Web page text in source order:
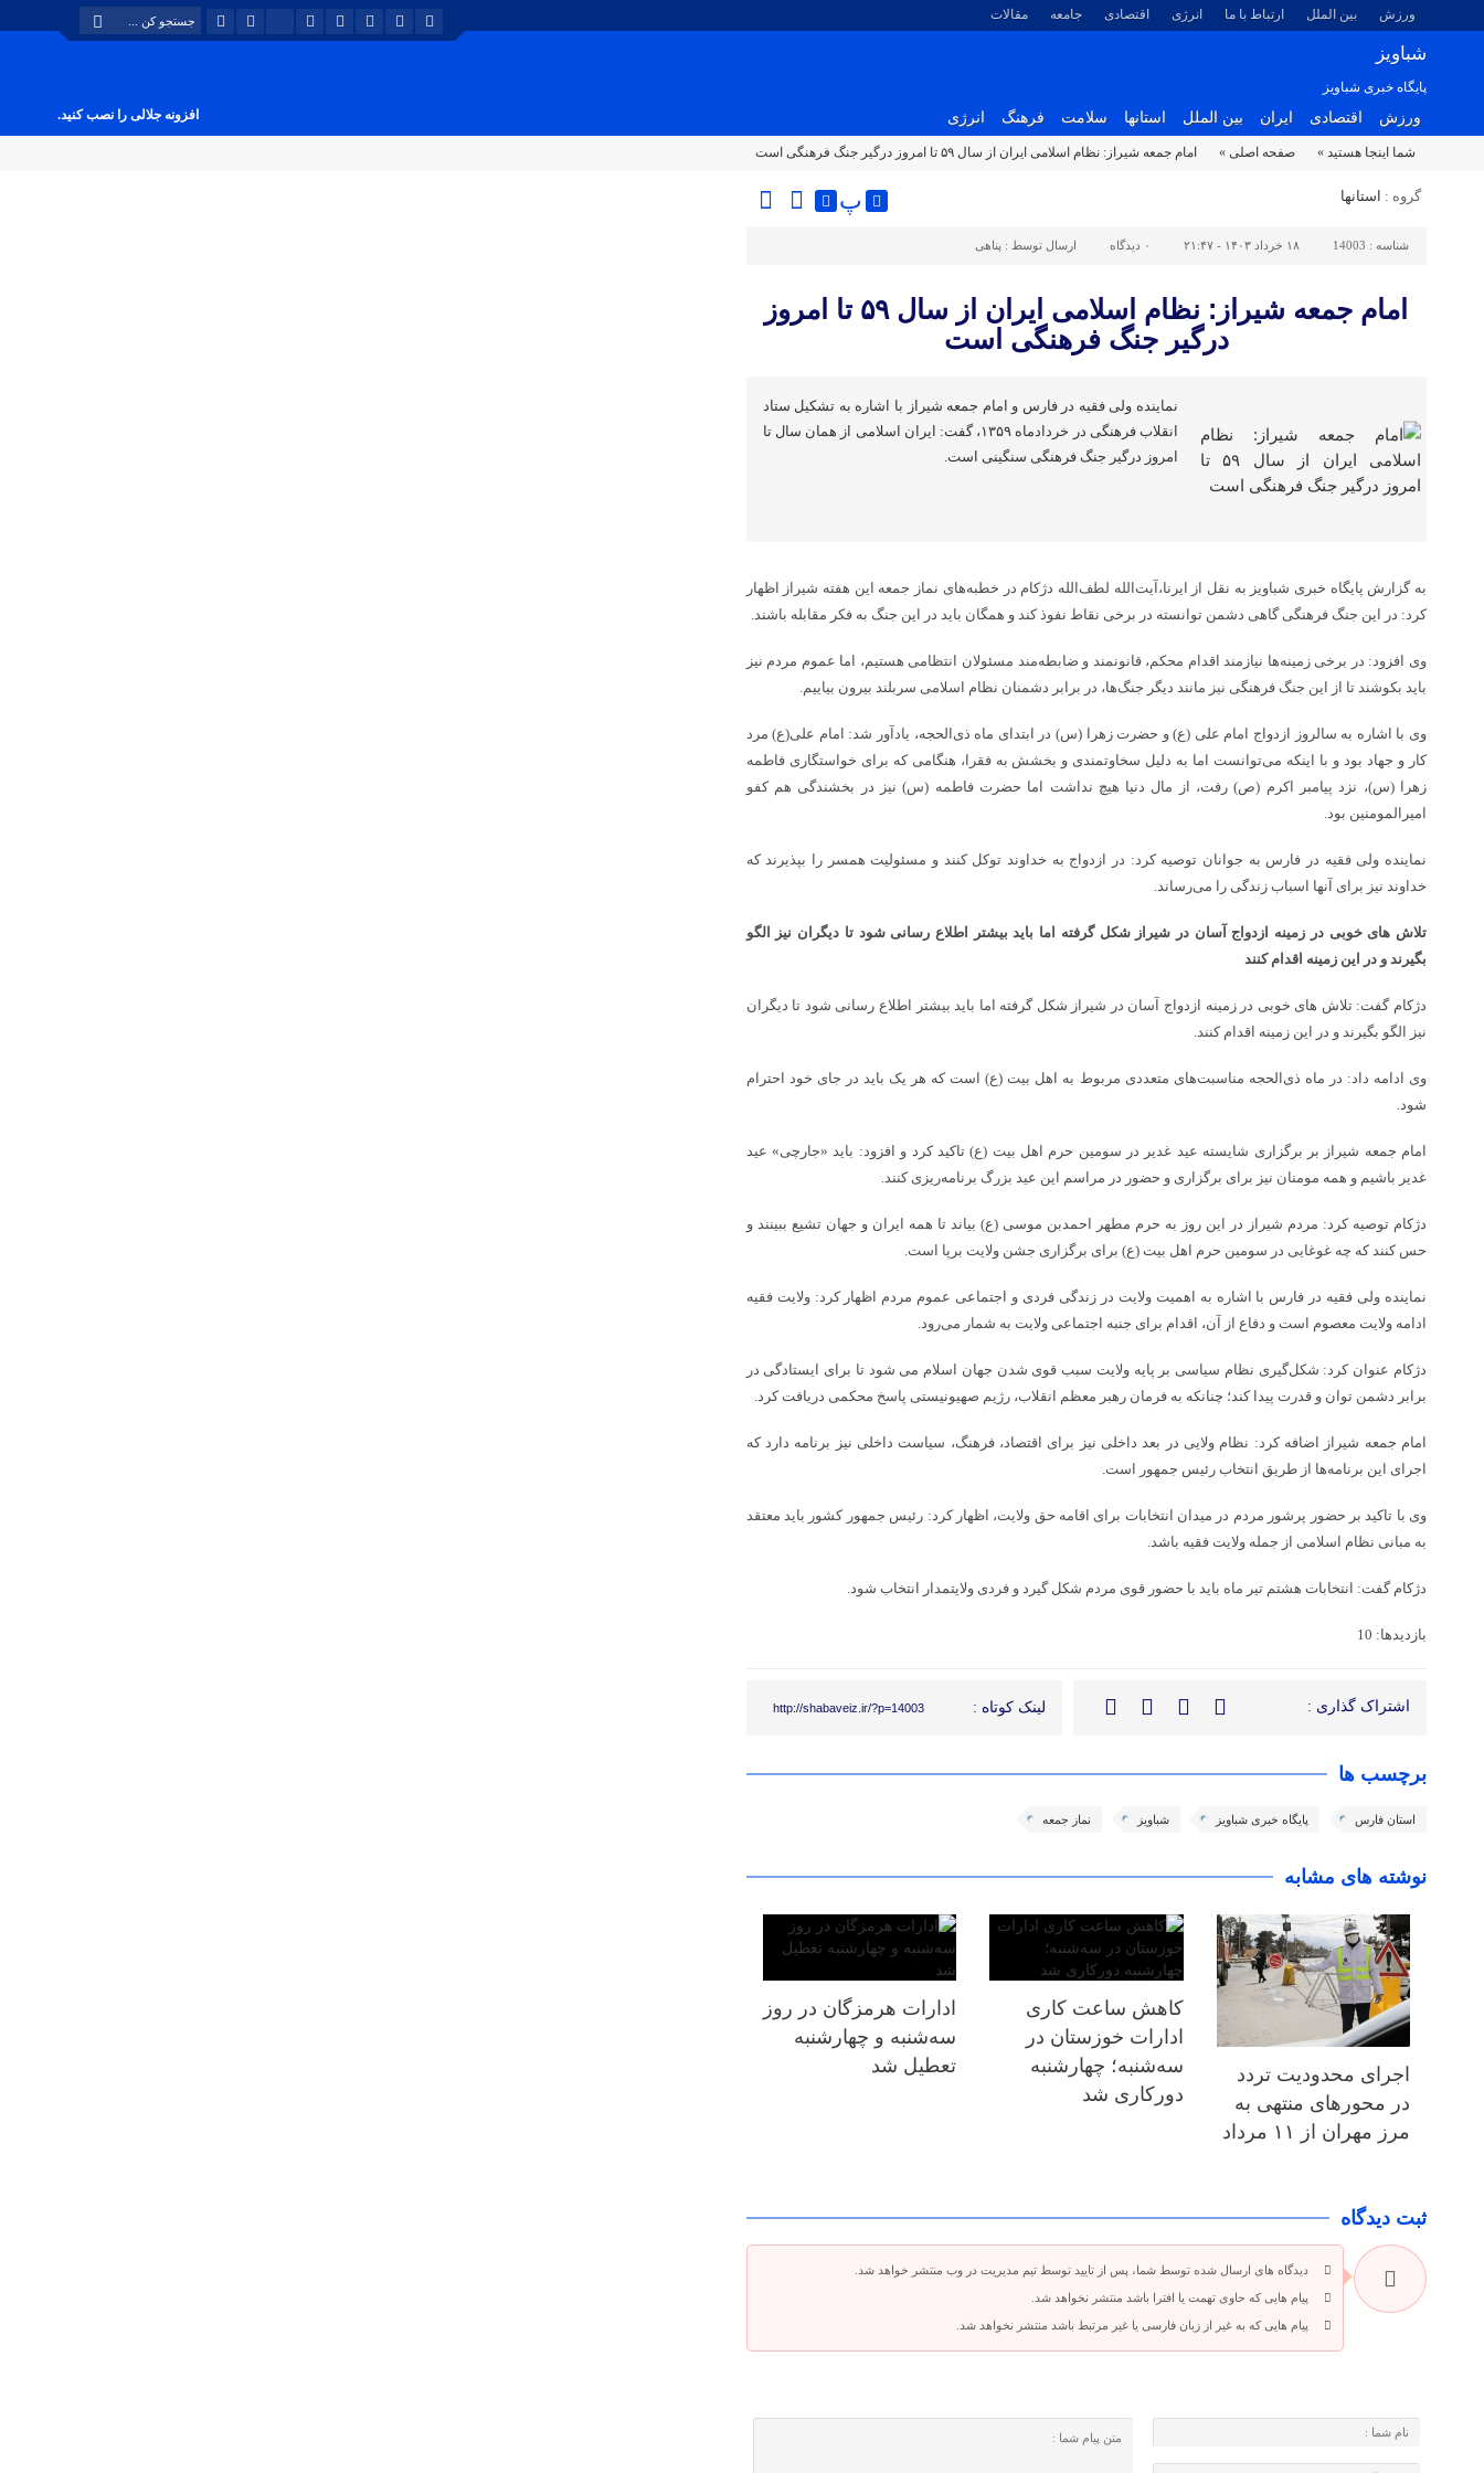
ورزش بین الملل ارتباط با ما انرژی اقتصادی جامعه مقالات
شباویز
پایگاه خبری شباویز
ورزش اقتصادی ایران بین الملل استانها سلامت فرهنگ انرژی افزونه جلالی را نصب کنید.
شما اینجا هستید » صفحه اصلی » امام جمعه شیراز: نظام اسلامی ایران از سال ۵۹ تا امروز درگیر جنگ فرهنگی است
گروه : استانها پ
شناسه : 14003 ۱۸ خرداد ۱۴۰۳ - ۲۱:۴۷ ۰ دیدگاه ارسال توسط : پناهی
امام جمعه شیراز: نظام اسلامی ایران از سال ۵۹ تا امروز
درگیر جنگ فرهنگی است
نماینده ولی فقیه در فارس و امام جمعه شیراز با اشاره به تشکیل ستاد
انقلاب فرهنگی در خردادماه ۱۳۵۹، گفت: ایران اسلامی از همان سال تا
امروز درگیر جنگ فرهنگی سنگینی است.
به گزارش پایگاه خبری شباویز به نقل از ایرنا،آیت‌الله لطف‌الله دژکام در خطبه‌های نماز جمعه این هفته شیراز اظهار
کرد: در این جنگ فرهنگی گاهی دشمن توانسته در برخی نقاط نفوذ کند و همگان باید در این جنگ به فکر مقابله باشند.
وی افزود: در برخی زمینه‌ها نیازمند اقدام محکم، قانونمند و ضابطه‌مند مسئولان انتظامی هستیم، اما عموم مردم نیز
باید بکوشند تا از این جنگ فرهنگی نیز مانند دیگر جنگ‌ها، در برابر دشمنان نظام اسلامی سربلند بیرون بیاییم.
وی با اشاره به سالروز ازدواج امام علی (ع) و حضرت زهرا (س) در ابتدای ماه ذی‌الحجه، یادآور شد: امام علی(ع) مرد
کار و جهاد بود و با اینکه می‌توانست اما به دلیل سخاوتمندی و بخشش به فقرا، هنگامی که برای خواستگاری فاطمه
زهرا (س)، نزد پیامبر اکرم (ص) رفت، از مال دنیا هیچ نداشت اما حضرت فاطمه (س) نیز در بخشندگی هم کفو
امیرالمومنین بود.
نماینده ولی فقیه در فارس به جوانان توصیه کرد: در ازدواج به خداوند توکل کنند و مسئولیت همسر را بپذیرند که
خداوند نیز برای آنها اسباب زندگی را می‌رساند.
تلاش های خوبی در زمینه ازدواج آسان در شیراز شکل گرفته اما باید بیشتر اطلاع رسانی شود تا دیگران نیز الگو
بگیرند و در این زمینه اقدام کنند
دژکام گفت: تلاش های خوبی در زمینه ازدواج آسان در شیراز شکل گرفته اما باید بیشتر اطلاع رسانی شود تا دیگران
نیز الگو بگیرند و در این زمینه اقدام کنند.
وی ادامه داد: در ماه ذی‌الحجه مناسبت‌های متعددی مربوط به اهل بیت (ع) است که هر یک باید در جای خود احترام
شود.
امام جمعه شیراز بر برگزاری شایسته عید غدیر در سومین حرم اهل بیت (ع) تاکید کرد و افزود: باید «جارچی» عید
غدیر باشیم و همه مومنان نیز برای برگزاری و حضور در مراسم این عید بزرگ برنامه‌ریزی کنند.
دژکام توصیه کرد: مردم شیراز در این روز به حرم مطهر احمدبن موسی (ع) بیاند تا همه ایران و جهان تشیع ببینند و
حس کنند که چه غوغایی در سومین حرم اهل بیت (ع) برای برگزاری جشن ولایت برپا است.
نماینده ولی فقیه در فارس با اشاره به اهمیت ولایت در زندگی فردی و اجتماعی عموم مردم اظهار کرد: ولایت فقیه
ادامه ولایت معصوم است و دفاع از آن، اقدام برای جنبه اجتماعی ولایت به شمار می‌رود.
دژکام عنوان کرد: شکل‌گیری نظام سیاسی بر پایه ولایت سبب قوی شدن جهان اسلام می شود تا برای ایستادگی در
برابر دشمن توان و قدرت پیدا کند؛ چنانکه به فرمان رهبر معظم انقلاب، رژیم صهیونیستی پاسخ محکمی دریافت کرد.
امام جمعه شیراز اضافه کرد: نظام ولایی در بعد داخلی نیز برای اقتصاد، فرهنگ، سیاست داخلی نیز برنامه دارد که
اجرای این برنامه‌ها از طریق انتخاب رئیس جمهور است.
وی با تاکید بر حضور پرشور مردم در میدان انتخابات برای اقامه حق ولایت، اظهار کرد: رئیس جمهور کشور باید معتقد
به مبانی نظام اسلامی از جمله ولایت فقیه باشد.
دژکام گفت: انتخابات هشتم تیر ماه باید با حضور قوی مردم شکل گیرد و فردی ولایتمدار انتخاب شود.
بازدیدها: 10
اشتراک گذاری : لینک کوتاه : http://shabaveiz.ir/?p=14003
برچسب ها
استان فارس پایگاه خبری شباویز شباویز نماز جمعه
نوشته های مشابه
اجرای محدودیت تردد
در محورهای منتهی به
مرز مهران از ۱۱ مرداد
کاهش ساعت کاری
ادارات خوزستان در
سه‌شنبه؛ چهارشنبه
دورکاری شد
ادارات هرمزگان در روز
سه‌شنبه و چهارشنبه
تعطیل شد
ثبت دیدگاه
دیدگاه های ارسال شده توسط شما، پس از تایید توسط تیم مدیریت در وب منتشر خواهد شد.
پیام هایی که حاوی تهمت یا افترا باشد منتشر نخواهد شد.
پیام هایی که به غیر از زبان فارسی یا غیر مرتبط باشد منتشر نخواهد شد.